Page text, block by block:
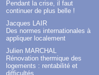
Pendant la crise, il faut
continuer de plus belle !
Jacques LAIR
Des normes internationales à
appliquer localement
Julien MARCHAL
Rénovation thermique des
logements : rentabilité et
difficultés